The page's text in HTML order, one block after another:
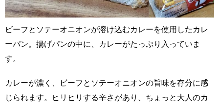
ビーフとソテーオニオンが溶け込むカレーを使用したカレ
ーパン。揚げパンの中に、カレーがたっぷり入っていま
す。
カレーが濃く、ビーフとソテーオニオンの旨味を存分に感
じられます。ヒリヒリする辛さがあり、ちょっと大人のカ